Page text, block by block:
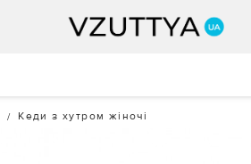
Кеди з хутром жіночі